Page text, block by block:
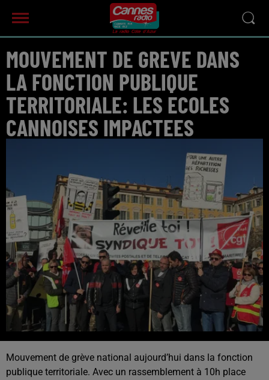
MOUVEMENT DE GREVE DANS
LA FONCTION PUBLIQUE
TERRITORIALE: LES ECOLES
CANNOISES IMPACTEES
Mouvement de grève national aujourd’hui dans la fonction
publique territoriale. Avec un rassemblement à 10h place